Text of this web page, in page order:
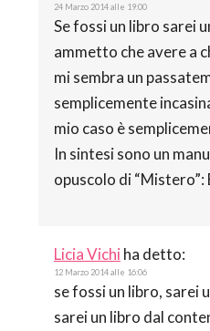
24 Marzo 2014 alle 19:00
Se fossi un libro sarei
ammetto che avere a
mi sembra un
semplicemente
mio caso è
In sintesi sono un
opuscolo di “Mistero”:
Licia Vichi ha detto:
12 Marzo 2014 alle 16:06
se fossi un libro,
sarei un libro dal